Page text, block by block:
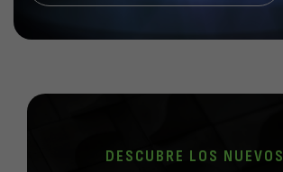
DESCUBRE LOS NUEVOS